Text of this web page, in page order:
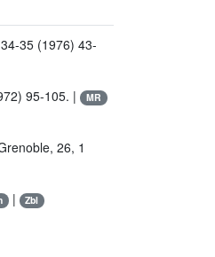
35 (1976) 43-
95-105. | MR
26, 1
| Zbl